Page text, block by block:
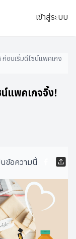
เข้าสู่ระบบ
อนเริ่มดีไซน์แพคเกจ
แพคเกจจิ้ง!
ข้อความนี้